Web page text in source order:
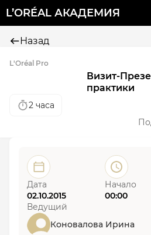
L’ORÉAL АКАДЕМИЯ
Назад
L'Oréal Pro
Визит-
практики
2 часа
Дата
02.10.2015
Начало
00:00
Ведущий
Коновалова Ирина